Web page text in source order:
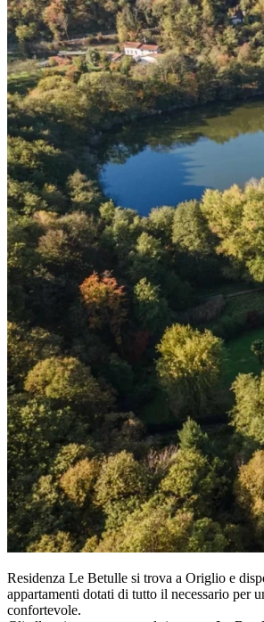
Residenza Le Betulle si trova a Origlio e
appartamenti dotati di tutto il necessario per
confortevole.